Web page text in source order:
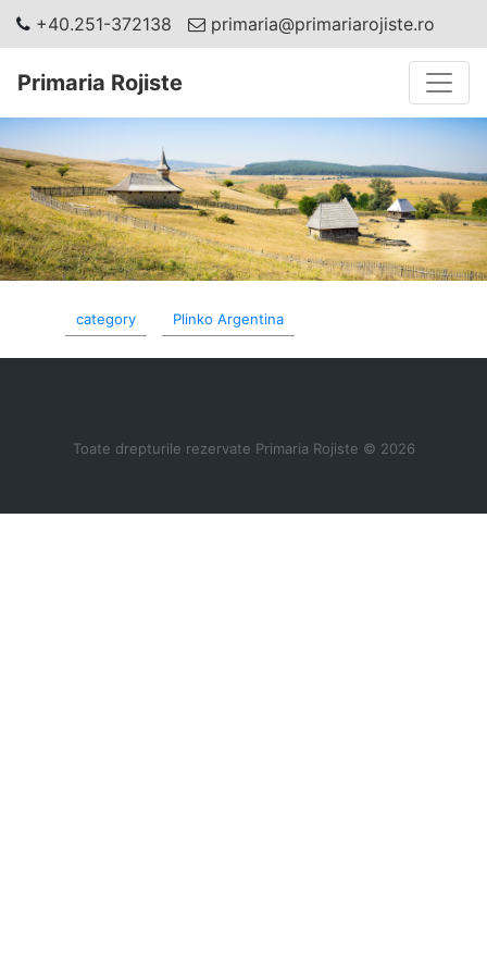
+40.251-372138 primaria@primariarojiste.ro
Primaria Rojiste
category Plinko Argentina
Toate drepturile rezervate Primaria Rojiste © 2026